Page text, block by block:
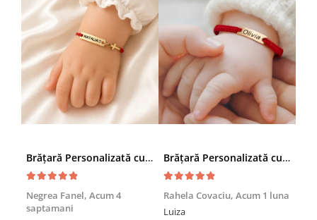
Brățară Personalizată cu Nume și Cruciuță – Inox Aur IP
Negrea Fanel, Acum 4
saptamani
Brățară Personalizată cu Nume, Inox Auriu Waterproof, pentru copii
Rahela Covaciu, Acum 1 luna
Luiza